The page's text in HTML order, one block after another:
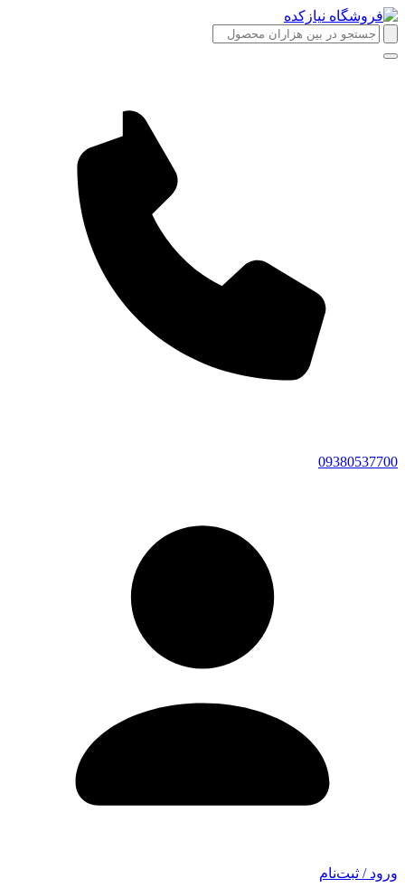
09380537700
ورود / ثبت‌نام